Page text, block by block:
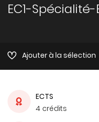
EC1-Spécialité-
Ajouter à la sélection
ECTS
4 crédits